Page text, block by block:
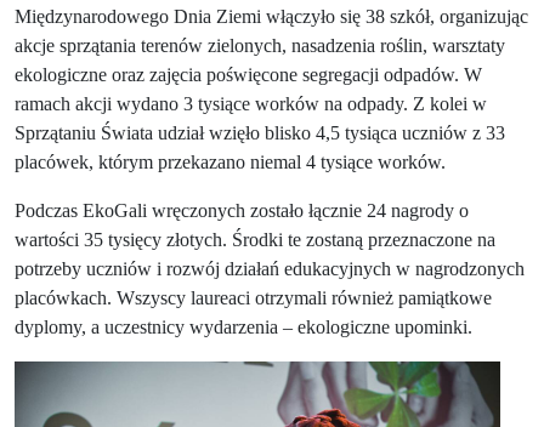
Międzynarodowego Dnia Ziemi włączyło się 38 szkół, organizując
akcje sprzątania terenów zielonych, nasadzenia roślin, warsztaty
ekologiczne oraz zajęcia poświęcone segregacji odpadów. W
ramach akcji wydano 3 tysiące worków na odpady. Z kolei w
Sprzątaniu Świata udział wzięło blisko 4,5 tysiąca uczniów z 33
placówek, którym przekazano niemal 4 tysiące worków.
Podczas EkoGali wręczonych zostało łącznie 24 nagrody o
wartości 35 tysięcy złotych. Środki te zostaną przeznaczone na
potrzeby uczniów i rozwój działań edukacyjnych w nagrodzonych
placówkach. Wszyscy laureaci otrzymali również pamiątkowe
dyplomy, a uczestnicy wydarzenia – ekologiczne upominki.